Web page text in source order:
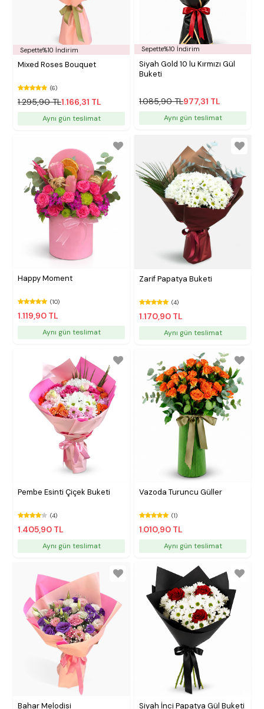
Sepette%10 İndirim
Mixed Roses Bouquet
(6)
1.295,90 TL1.166,31 TL
Aynı gün teslimat
Sepette%10 İndirim
Siyah Gold 10 lu Kırmızı Gül
Buketi
1.085,90 TL977,31 TL
Aynı gün teslimat
Happy Moment
(10)
1.119,90 TL
Aynı gün teslimat
Zarif Papatya Buketi
(4)
1.170,90 TL
Aynı gün teslimat
Pembe Esinti Çiçek Buketi
(4)
1.405,90 TL
Aynı gün teslimat
Vazoda Turuncu Güller
(1)
1.010,90 TL
Aynı gün teslimat
Bahar Melodisi Siyah İnci Papatya Gül Buketi